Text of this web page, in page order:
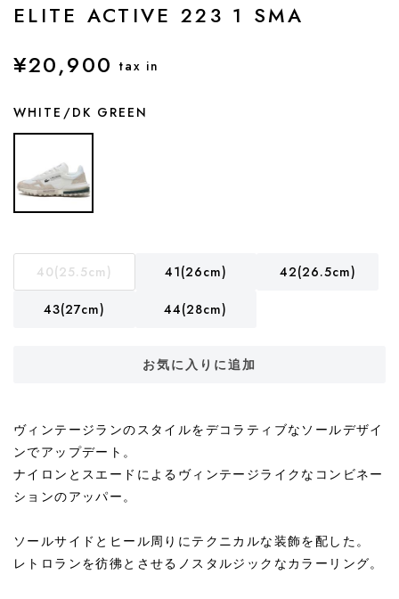
ELITE ACTIVE 223 1 SMA
¥20,900 tax in
WHITE/DK GREEN
40(25.5cm) 41(26cm) 42(26.5cm)
43(27cm) 44(28cm)
お気に入りに追加
ヴィンテージランのスタイルをデコラティブなソールデザイ
ンでアップデート。
ナイロンとスエードによるヴィンテージライクなコンビネー
ションのアッパー。
ソールサイドとヒール周りにテクニカルな装飾を配した。
レトロランを彷彿とさせるノスタルジックなカラーリング。